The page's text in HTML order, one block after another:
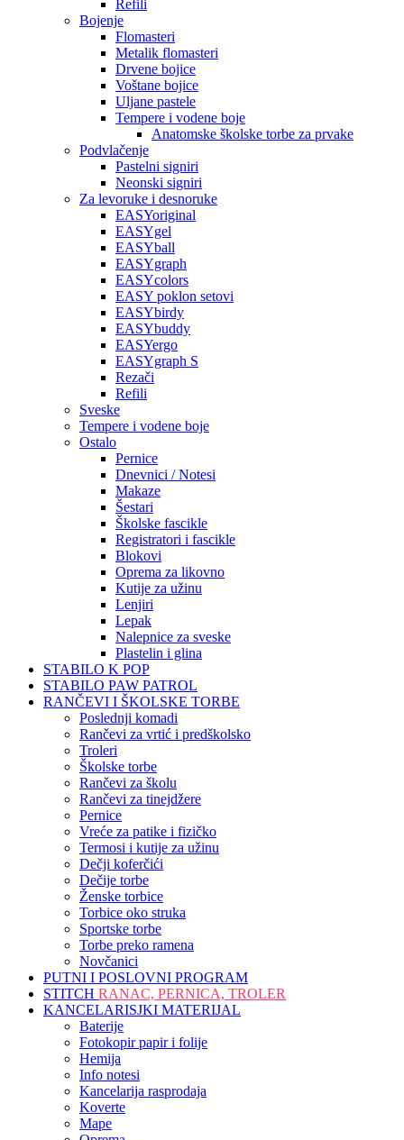
Refili
Bojenje
Flomasteri
Metalik flomasteri
Drvene bojice
Voštane bojice
Uljane pastele
Tempere i vodene boje
Anatomske školske torbe za prvake
Podvlačenje
Pastelni signiri
Neonski signiri
Za levoruke i desnoruke
EASYoriginal
EASYgel
EASYball
EASYgraph
EASYcolors
EASY poklon setovi
EASYbirdy
EASYbuddy
EASYergo
EASYgraph S
Rezači
Refili
Sveske
Tempere i vodene boje
Ostalo
Pernice
Dnevnici / Notesi
Makaze
Šestari
Školske fascikle
Registratori i fascikle
Blokovi
Oprema za likovno
Kutije za užinu
Lenjiri
Lepak
Nalepnice za sveske
Plastelin i glina
STABILO K POP
STABILO PAW PATROL
RANČEVI I ŠKOLSKE TORBE
Poslednji komadi
Rančevi za vrtić i predškolsko
Troleri
Školske torbe
Rančevi za školu
Rančevi za tinejdžere
Pernice
Vreće za patike i fizičko
Termosi i kutije za užinu
Dečji koferčići
Dečije torbe
Ženske torbice
Torbice oko struka
Sportske torbe
Torbe preko ramena
Novčanici
PUTNI I POSLOVNI PROGRAM
STITCH RANAC, PERNICA, TROLER
KANCELARISJKI MATERIJAL
Baterije
Fotokopir papir i folije
Hemija
Info notesi
Kancelarija rasprodaja
Koverte
Mape